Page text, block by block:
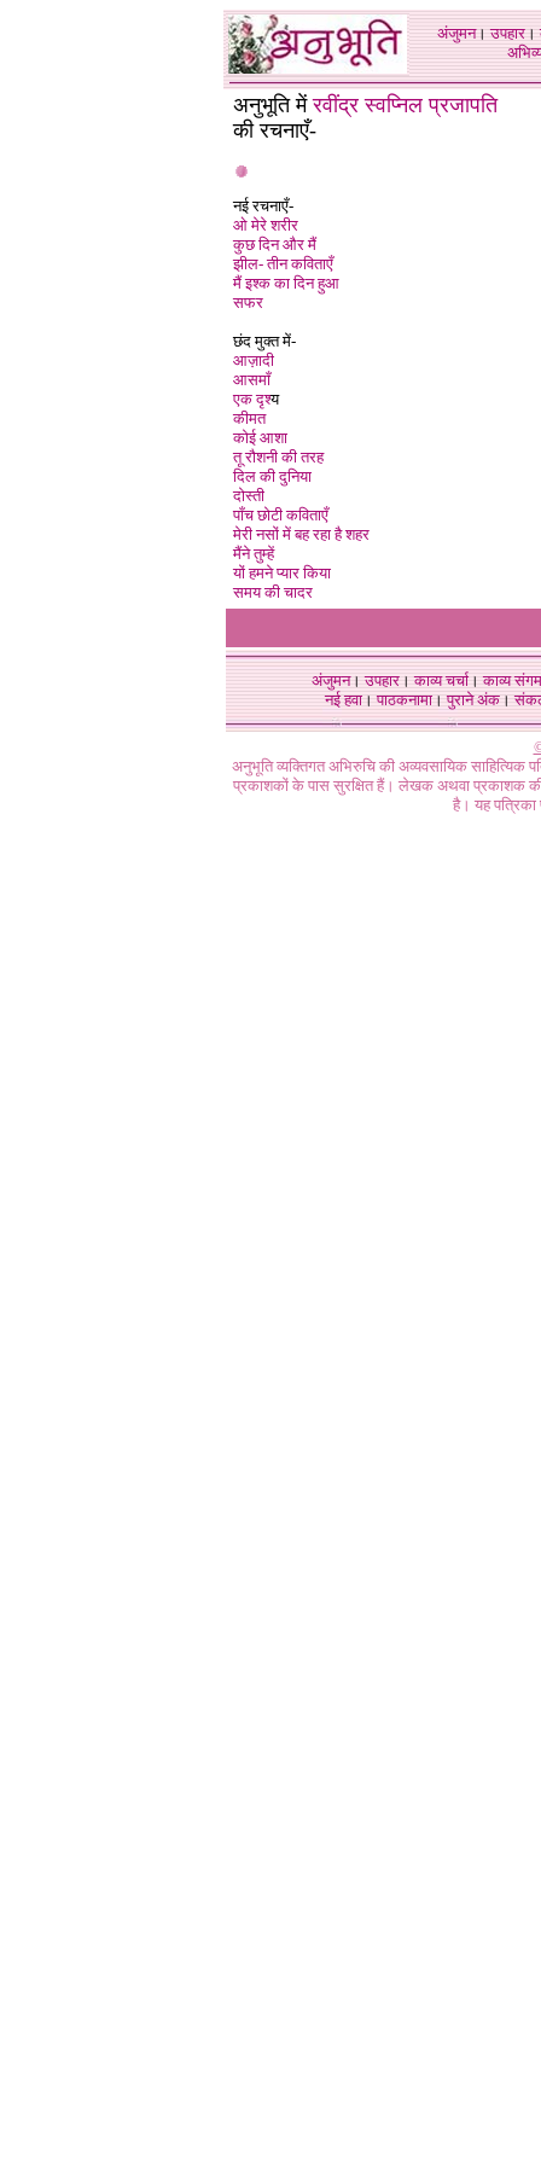
अंजुमन।उपहार।
अनुभूति मेंरवींद्र स्वप्निल प्रजापति
की रचनाएँ-
नई रचनाएँ-
ओ मेरे शरीर
कुछ दिन और मैं
झील- तीन कविताएँ
मैं इश्क का दिन हुआ
सफर
छंद मुक्त में-
आज़ादी
आसमाँ
एक दृश्य
कीमत
कोई आशा
तू रौशनी की तरह
दिल की दुनिया
दोस्ती
पाँच छोटी कविताएँ
मेरी नसों में बह रहा है शहर
मैंने तुम्हें
यों हमने प्यार किया
समय की चादर
अंजुमन।उपहार।काव्य चर्चा।काव्य संगम
नई हवा। पाठकनामा। पुराने अंक।
अनुभूति व्यक्तिगत अभिरुचि की अव्यवसायिक
प्रकाशकों के पास सुरक्षित हैं। लेखक अथवा प्रकाशक की
है। यह पत्रिका